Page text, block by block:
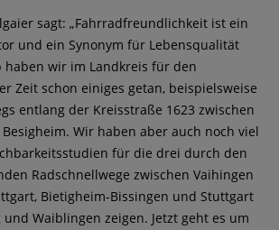
sagt: „Fahrradfreundlichkeit ist ein
und ein Synonym für Lebensqualität
haben wir im Landkreis für den
Zeit schon einiges getan, beispielsweise
entlang der Kreisstraße 1623 zwischen
Wir haben aber auch noch viel
für die drei durch den
Radschnellwege zwischen Vaihingen
Bietigheim-Bissingen und Stuttgart
Waiblingen zeigen. Jetzt geht es um